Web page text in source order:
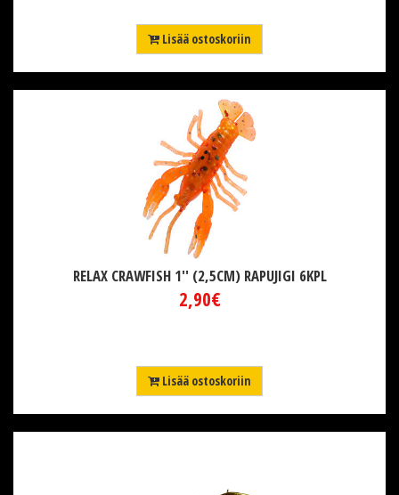
Lisää ostoskoriin
RELAX CRAWFISH 1'' (2,5CM) RAPUJIGI 6KPL
2,90€
Lisää ostoskoriin